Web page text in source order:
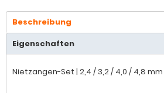
Beschreibung
Eigenschaften
Nietzangen-Set | 2,4 / 3,2 / 4,0 / 4,8